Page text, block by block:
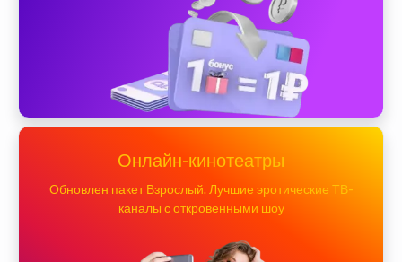
Онлайн-кинотеатры
Обновлен пакет Взрослый. Лучшие эротические ТВ-
каналы с откровенными шоу